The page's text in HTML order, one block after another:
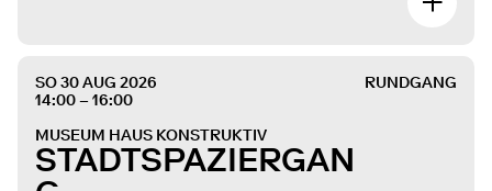
SO 30 AUG 2026
14:00 – 16:00
RUNDGANG
MUSEUM HAUS KONSTRUKTIV
STADTSPAZIERGAN